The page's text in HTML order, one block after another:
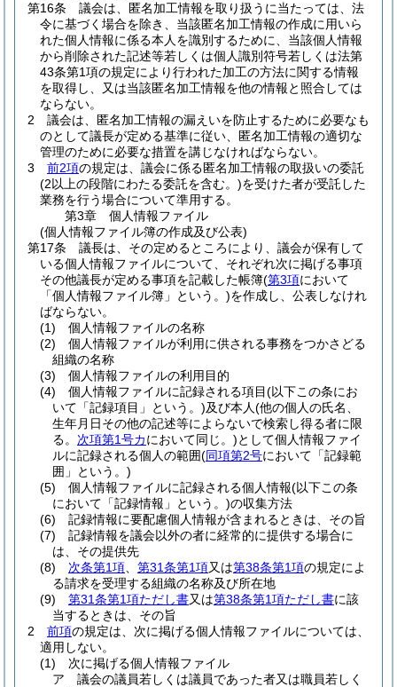
第16条
議会は、匿名加工情報を取り扱うに当たっては、法
令に基づく場合を除き、当該匿名加工情報の作成に用いら
れた個人情報に係る本人を識別するために、当該個人情報
から削除された記述等若しくは個人識別符号若しくは法第
43条第1項の規定により行われた加工の方法に関する情報
を取得し、又は当該匿名加工情報を他の情報と照合しては
ならない。
2
議会は、匿名加工情報の漏えいを防止するために必要なも
のとして議長が定める基準に従い、匿名加工情報の適切な
管理のために必要な措置を講じなければならない。
3
前2項の規定は、議会に係る匿名加工情報の取扱いの委託
(2以上の段階にわたる委託を含む。)を受けた者が受託した
業務を行う場合について準用する。
第3章
個人情報ファイル
(個人情報ファイル簿の作成及び公表)
第17条
議長は、その定めるところにより、議会が保有して
いる個人情報ファイルについて、それぞれ次に掲げる事項
その他議長が定める事項を記載した帳簿(第3項において
「個人情報ファイル簿」という。)を作成し、公表しなけれ
ばならない。
(1)
個人情報ファイルの名称
(2)
個人情報ファイルが利用に供される事務をつかさどる
組織の名称
(3)
個人情報ファイルの利用目的
(4)
個人情報ファイルに記録される項目(以下この条にお
いて「記録項目」という。)及び本人(他の個人の氏名、
生年月日その他の記述等によらないで検索し得る者に限
る。 次項第1号カにおいて同じ。)として個人情報ファイ
ルに記録される個人の範囲(同項第2号において「記録範
囲」という。)
(5)
個人情報ファイルに記録される個人情報(以下この条
において「記録情報」という。)の収集方法
(6)
記録情報に要配慮個人情報が含まれるときは、その旨
(7)
記録情報を議会以外の者に経常的に提供する場合に
は、その提供先
(8)
次条第1項 第31条第1項又は第38条第1項の規定によ
る請求を受理する組織の名称及び所在地
(9)
第31条第1項ただし書又は第38条第1項ただし書に該
当するときは、その旨
2
前項の規定は、次に掲げる個人情報ファイルについては、
適用しない。
(1)
次に掲げる個人情報ファイル
ア
議会の議員若しくは議員であった者又は職員若しく